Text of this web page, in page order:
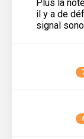
Plus la
il y a de
signal